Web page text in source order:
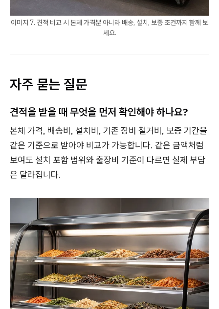
이미지 7. 견적 비교 시 본체 가격뿐 아니라 배송, 설치, 보증 조건까지 함께 보
세요.
자주 묻는 질문
견적을 받을 때 무엇을 먼저 확인해야 하나요?
본체 가격, 배송비, 설치비, 기존 장비 철거비, 보증 기간을
같은 기준으로 받아야 비교가 가능합니다. 같은 금액처럼
보여도 설치 포함 범위와 출장비 기준이 다르면 실제 부담
은 달라집니다.